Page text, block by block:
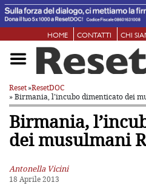
HOME CONTATTI CHI
Reset»ResetDOC
» Birmania, l’incubo dimenticato dei
Birmania,
dei musulmani
Antonella Vicini
18 Aprile 2013